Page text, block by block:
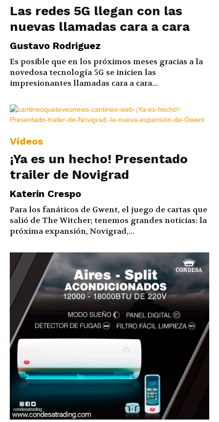
Las redes 5G llegan con las
nuevas llamadas cara a cara
Gustavo Rodriguez
Es posible que en los próximos meses gracias a la
novedosa tecnología 5G se inicien las
impresionantes llamadas cara a cara...
Vídeos
¡Ya es un hecho! Presentado
trailer de Novigrad
Katerin Crespo
Para los fanáticos de Gwent, el juego de cartas que
salió de The Witcher; tenemos grandes noticias: la
próxima expansión, Novigrad,...